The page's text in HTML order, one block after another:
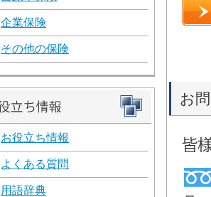
お
企業保険
その他の保険
お役立ち情報
よくある質問
用語辞典